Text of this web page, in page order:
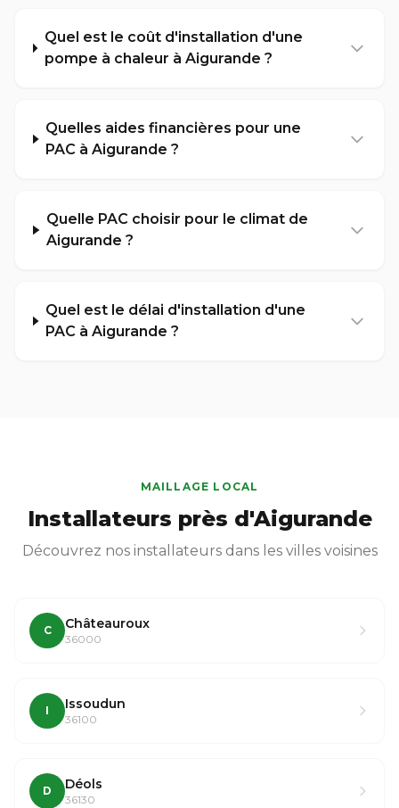
Quel est le coût d'installation d'une
pompe à chaleur à Aigurande ?
Quelles aides financières pour une
PAC à Aigurande ?
Quelle PAC choisir pour le climat de
Aigurande ?
Quel est le délai d'installation d'une
PAC à Aigurande ?
MAILLAGE LOCAL
Installateurs près d'Aigurande
Découvrez nos installateurs dans les villes voisines
C Châteauroux
36000
I Issoudun
36100
D Déols
36130